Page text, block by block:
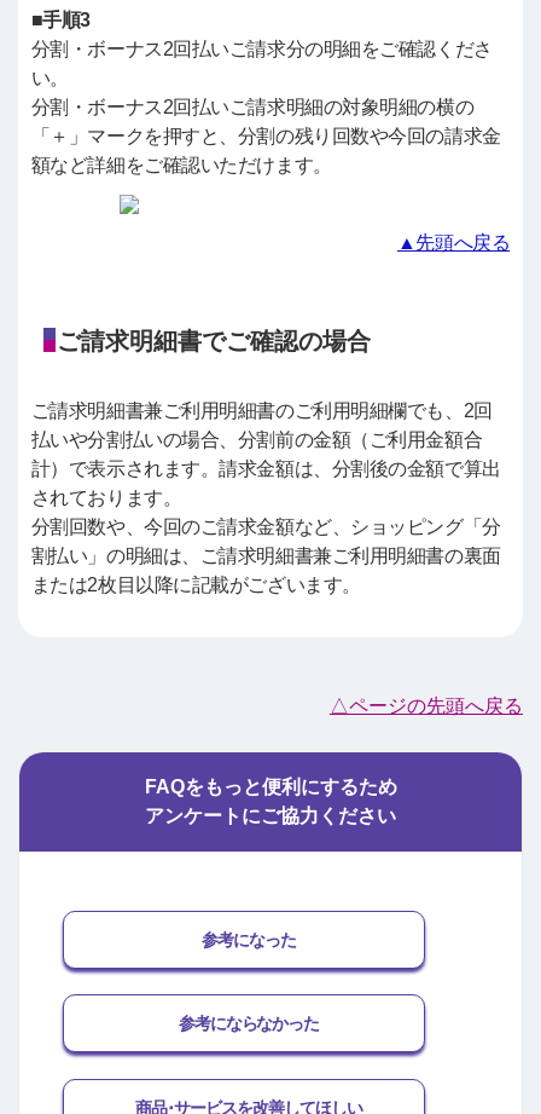
■手順3
分割・ボーナス2回払いご請求分の明細をご確認くださ
い。
分割・ボーナス2回払いご請求明細の対象明細の横の
「＋」マークを押すと、分割の残り回数や今回の請求金
額など詳細をご確認いただけます。
▲先頭へ戻る
ご請求明細書でご確認の場合
ご請求明細書兼ご利用明細書のご利用明細欄でも、2回
払いや分割払いの場合、分割前の金額（ご利用金額合
計）で表示されます。請求金額は、分割後の金額で算出
されております。
分割回数や、今回のご請求金額など、ショッピング「分
割払い」の明細は、ご請求明細書兼ご利用明細書の裏面
または2枚目以降に記載がございます。
△ページの先頭へ戻る
FAQをもっと便利にするため
アンケートにご協力ください
参考になった
参考にならなかった
商品･サービスを改善してほしい